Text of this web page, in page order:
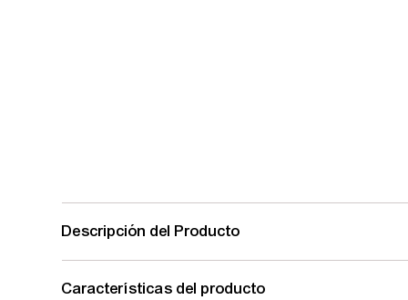
Descripción del Producto
Características del producto